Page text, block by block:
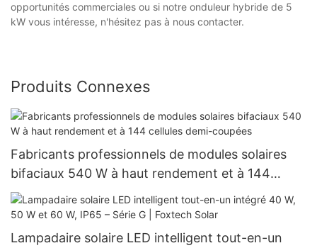
opportunités commerciales ou si notre onduleur hybride de 5
kW vous intéresse, n'hésitez pas à nous contacter.
Produits Connexes
Fabricants professionnels de modules solaires
bifaciaux 540 W à haut rendement et à 144
cellules demi-coupées
Lampadaire solaire LED intelligent tout-en-un